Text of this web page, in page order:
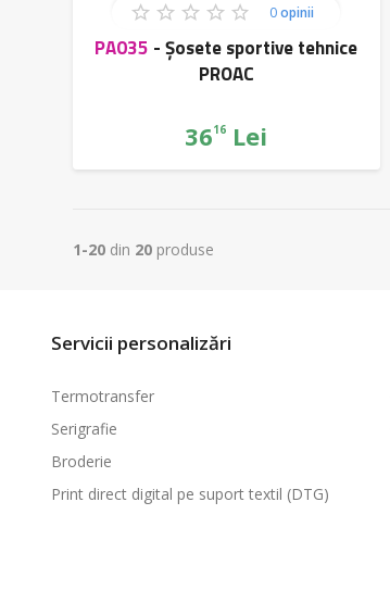
0opinii
PA035 -Șosete sportive tehnice
PROAC
3616 Lei
1-20din 20produse
Servicii personalizări
Termotransfer
Serigrafie
Broderie
Print direct digital pe suport textil (DTG)